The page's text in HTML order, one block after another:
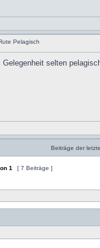
Pelagisch
Gelegenheit selten
Beiträge der
1 [ 7 Beiträge ]